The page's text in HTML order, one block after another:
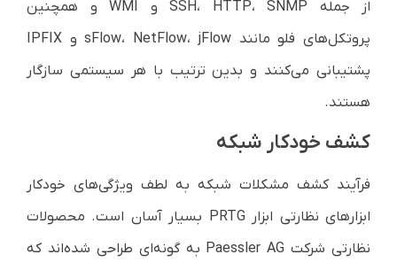
از جمله SSH، HTTP، SNMP و WMI و همچنین
پروتکل‌های فلو مانند sFlow، NetFlow، jFlow و IPFIX
پشتیبانی می‌کنند و بدین ترتیب با هر سیستمی سازگار
هستند.
کشف خودکار شبکه
فرآیند کشف مشکلات شبکه به لطف ویژگی‌های خودکار
ابزارهای نظارتی ابزار PRTG بسیار آسان است. محصولات
نظارتی شرکت Paessler AG به گونه‌ای طراحی شده‌اند که